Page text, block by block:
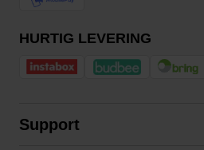
HURTIG LEVERING
Support